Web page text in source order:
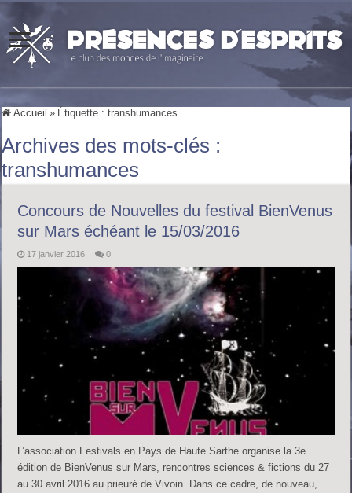
Accueil » Étiquette :transhumances
Archives des mots-clés :
transhumances
Concours de Nouvelles du festival BienVenus
sur Mars échéant le 15/03/2016
17 janvier 2016 0
L’association Festivals en Pays de Haute Sarthe organise la 3e
édition de BienVenus sur Mars, rencontres sciences & fictions du 27
au 30 avril 2016 au prieuré de Vivoin. Dans ce cadre, de nouveau,